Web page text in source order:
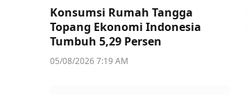
Konsumsi Rumah Tangga
Topang Ekonomi Indonesia
Tumbuh 5,29 Persen
05/08/2026 7:19 AM